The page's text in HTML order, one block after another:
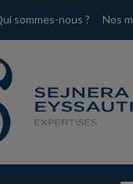
sommes-nous ? Nos